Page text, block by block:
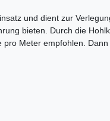
und dient zur
bieten. Durch die
pro Meter empfohlen.